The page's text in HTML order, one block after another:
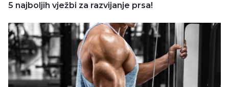
5 najboljih vježbi za razvijanje prsa!